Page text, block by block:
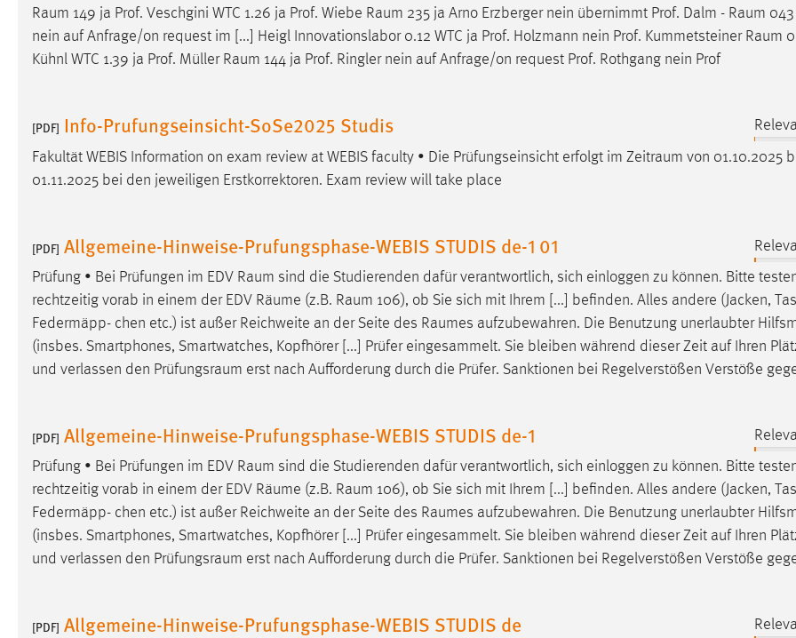
Raum 149 ja Prof. Veschgini WTC 1.26 ja Prof. Wiebe Raum 235 ja Arno Erzberger nein übernimmt Prof. Dalm - Raum
nein auf Anfrage/on request im [...] Heigl Innovationslabor 0.12 WTC ja Prof. Holzmann nein Prof. Kummetsteiner Raum
Kühnl WTC 1.39 ja Prof. Müller Raum 144 ja Prof. Ringler nein auf Anfrage/on request Prof. Rothgang nein Prof
[PDF] Info-Prufungseinsicht-SoSe2025 Studis
Fakultät WEBIS Information on exam review at WEBIS faculty • Die Prüfungseinsicht erfolgt im Zeitraum von 01.10.2025
01.11.2025 bei den jeweiligen Erstkorrektoren. Exam review will take place
[PDF] Allgemeine-Hinweise-Prufungsphase-WEBIS STUDIS de-1 01
Prüfung • Bei Prüfungen im EDV Raum sind die Studierenden dafür verantwortlich, sich einloggen zu können. Bitte
rechtzeitig vorab in einem der EDV Räume (z.B. Raum 106), ob Sie sich mit Ihrem [...] befinden. Alles andere (Jacken,
Federmäpp- chen etc.) ist außer Reichweite an der Seite des Raumes aufzubewahren. Die Benutzung unerlaubter
(insbes. Smartphones, Smartwatches, Kopfhörer [...] Prüfer eingesammelt. Sie bleiben während dieser Zeit auf Ihren
und verlassen den Prüfungsraum erst nach Aufforderung durch die Prüfer. Sanktionen bei Regelverstößen Verstöße
[PDF] Allgemeine-Hinweise-Prufungsphase-WEBIS STUDIS de-1
Prüfung • Bei Prüfungen im EDV Raum sind die Studierenden dafür verantwortlich, sich einloggen zu können. Bitte
rechtzeitig vorab in einem der EDV Räume (z.B. Raum 106), ob Sie sich mit Ihrem [...] befinden. Alles andere (Jacken,
Federmäpp- chen etc.) ist außer Reichweite an der Seite des Raumes aufzubewahren. Die Benutzung unerlaubter
(insbes. Smartphones, Smartwatches, Kopfhörer [...] Prüfer eingesammelt. Sie bleiben während dieser Zeit auf Ihren
und verlassen den Prüfungsraum erst nach Aufforderung durch die Prüfer. Sanktionen bei Regelverstößen Verstöße
[PDF] Allgemeine-Hinweise-Prufungsphase-WEBIS STUDIS de